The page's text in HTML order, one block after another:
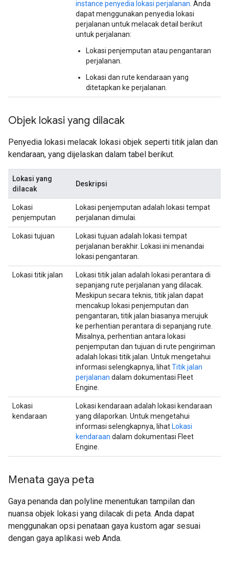
instance penyedia lokasi perjalanan . Anda
dapat menggunakan penyedia lokasi
perjalanan untuk melacak detail berikut
untuk perjalanan:
Lokasi penjemputan atau pengantaran
perjalanan.
Lokasi dan rute kendaraan yang
ditetapkan ke perjalanan.
Objek lokasi yang dilacak
Penyedia lokasi melacak lokasi objek seperti titik jalan dan
kendaraan, yang dijelaskan dalam tabel berikut.
Lokasi yang
dilacak
Deskripsi
Lokasi
penjemputan
Lokasi penjemputan adalah lokasi tempat
perjalanan dimulai.
Lokasi tujuan
Lokasi tujuan adalah lokasi tempat
perjalanan berakhir. Lokasi ini menandai
lokasi pengantaran.
Lokasi titik jalan
Lokasi titik jalan adalah lokasi perantara di
sepanjang rute perjalanan yang dilacak.
Meskipun secara teknis, titik jalan dapat
mencakup lokasi penjemputan dan
pengantaran, titik jalan biasanya merujuk
ke perhentian perantara di sepanjang rute.
Misalnya, perhentian antara lokasi
penjemputan dan tujuan di rute pengiriman
adalah lokasi titik jalan. Untuk mengetahui
informasi selengkapnya, lihatTitik jalan
perjalanan dalam dokumentasi Fleet
Engine.
Lokasi
kendaraan
Lokasi kendaraan adalah lokasi kendaraan
yang dilaporkan. Untuk mengetahui
informasi selengkapnya, lihat Lokasi
kendaraan dalam dokumentasi Fleet
Engine.
Menata gaya peta
Gaya penanda dan polyline menentukan tampilan dan
nuansa objek lokasi yang dilacak di peta. Anda dapat
menggunakan opsi penataan gaya kustom agar sesuai
dengan gaya aplikasi web Anda.